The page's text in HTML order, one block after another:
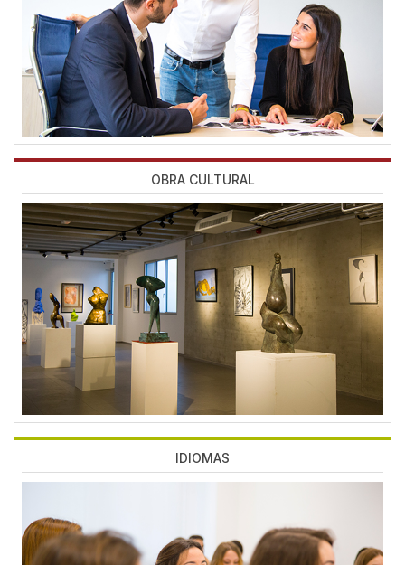
OBRA CULTURAL
Imagen
IDIOMAS
Imagen